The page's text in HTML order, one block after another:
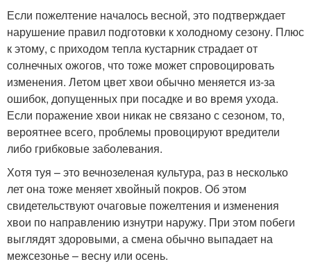
Если пожелтение началось весной, это подтверждает
нарушение правил подготовки к холодному сезону. Плюс
к этому, с приходом тепла кустарник страдает от
солнечных ожогов, что тоже может спровоцировать
изменения. Летом цвет хвои обычно меняется из-за
ошибок, допущенных при посадке и во время ухода.
Если поражение хвои никак не связано с сезоном, то,
вероятнее всего, проблемы провоцируют вредители
либо грибковые заболевания.
Хотя туя – это вечнозеленая культура, раз в несколько
лет она тоже меняет хвойный покров. Об этом
свидетельствуют очаговые пожелтения и изменения
хвои по направлению изнутри наружу. При этом побеги
выглядят здоровыми, а смена обычно выпадает на
межсезонье – весну или осень.